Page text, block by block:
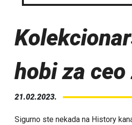
hobi za
21.02.2023.
Sigurno ste nekada na History